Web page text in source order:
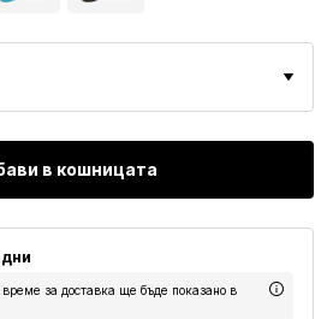
в кошницата
за доставка ще бъде показано в